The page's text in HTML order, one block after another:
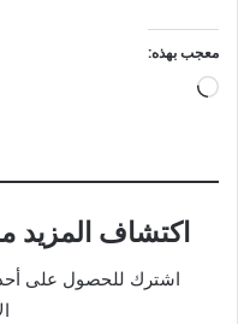
معجب بهذه:
جاري
اكتشاف المزيد
اشترك للحصول على